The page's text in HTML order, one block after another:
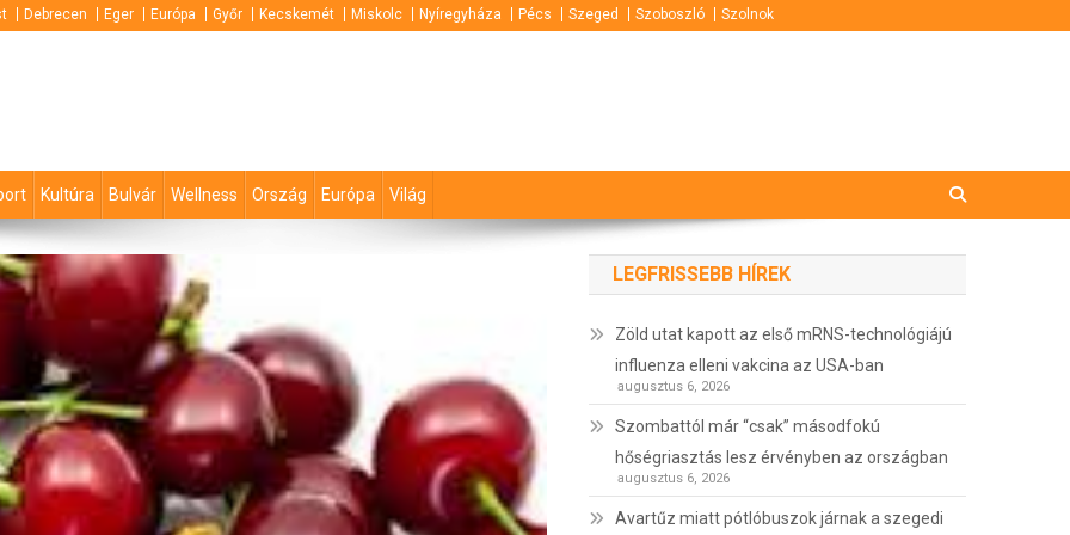
Debrecen Eger Európa Győr Kecskemét Miskolc Nyíregyháza Pécs Szeged Szoboszló Szolnok
Kultúra Bulvár Wellness Ország Európa Világ
LEGFRISSEBB HÍREK
Zöld utat kapott az első mRNS-technológiájú
influenza elleni vakcina az USA-ban
augusztus 6, 2026
Szombattól már “csak” másodfokú
hőségriasztás lesz érvényben az országban
augusztus 6, 2026
Avartűz miatt pótlóbuszok járnak a szegedi